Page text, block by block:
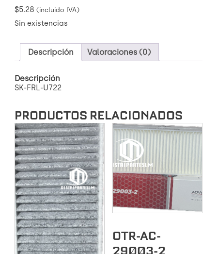
$5.28 (incluido IVA)
Sin existencias
Descripción Valoraciones (0)
Descripción
SK-FRL-U722
PRODUCTOS RELACIONADOS
OTR-AC-
29003-2